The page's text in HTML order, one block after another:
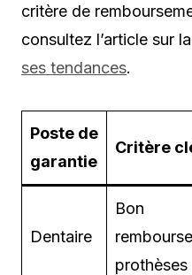
critère de
consultez l’article sur la
ses tendances.
Poste de
garantie
Critère
Dentaire
Bon
prothèses